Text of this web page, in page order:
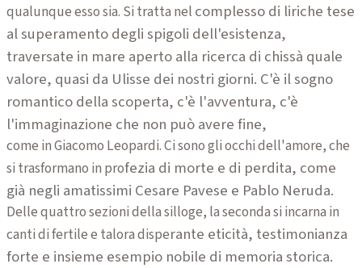
qualunque esso sia. Si tratta nel complesso di liriche tese
al superamento degli spigoli dell'esistenza,
traversate in mare aperto alla ricerca di chissà quale
valore, quasi da Ulisse dei nostri giorni. C'è il sogno
romantico della scoperta, c'è l'avventura, c'è
l'immaginazione che non può avere fine,
come in Giacomo Leopardi. Ci sono gli occhi dell'amore, che
si trasformano in profezia di morte e di perdita, come
già negli amatissimi Cesare Pavese e Pablo Neruda.
Delle quattro sezioni della silloge, la seconda si incarna in
canti di fertile e talora disperante eticità, testimonianza
forte e insieme esempio nobile di memoria storica.